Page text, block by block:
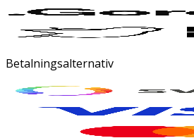
Betalningsalternativ